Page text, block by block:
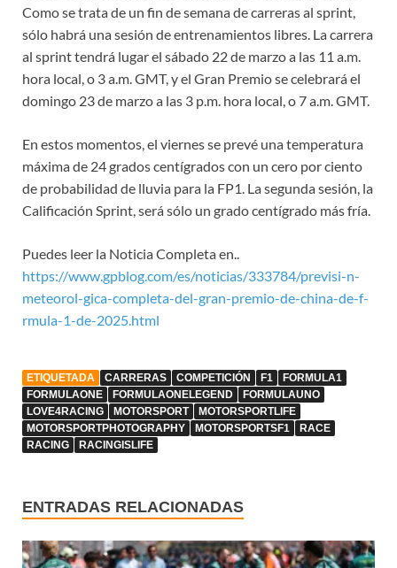
Como se trata de un fin de semana de carreras al sprint,
sólo habrá una sesión de entrenamientos libres. La carrera
al sprint tendrá lugar el sábado 22 de marzo a las 11 a.m.
hora local, o 3 a.m. GMT, y el Gran Premio se celebrará el
domingo 23 de marzo a las 3 p.m. hora local, o 7 a.m. GMT.
En estos momentos, el viernes se prevé una temperatura
máxima de 24 grados centígrados con un cero por ciento
de probabilidad de lluvia para la FP1. La segunda sesión, la
Calificación Sprint, será sólo un grado centígrado más fría.
Puedes leer la Noticia Completa en..
https://www.gpblog.com/es/noticias/333784/previsi-n-
meteorol-gica-completa-del-gran-premio-de-china-de-f-
rmula-1-de-2025.html
ETIQUETADA CARRERAS COMPETICIÓN F1
FORMULA1
FORMULAONE
FORMULAONELEGEND
FORMULAUNO
LOVE4RACING
MOTORSPORT
MOTORSPORTLIFE
MOTORSPORTPHOTOGRAPHY
MOTORSPORTSF1
RACE
RACING
RACINGISLIFE
ENTRADAS RELACIONADAS